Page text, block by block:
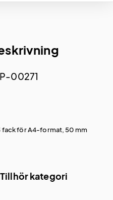
00271
fack för A4-format, 50 mm
Tillhör kategori